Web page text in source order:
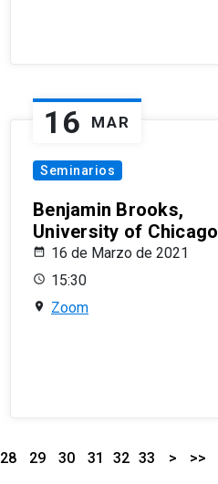
16 MAR
Seminarios
Benjamin Brooks,
University of Chicago
16 de Marzo de 2021
15:30
Zoom
28 29 30 31 32 33 > >>